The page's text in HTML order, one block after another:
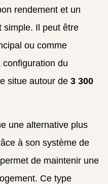
rendement et un
simple. Il peut être
ou comme
configuration du
situe autour de 3 300
une alternative plus
à son système de
de maintenir une
Ce type